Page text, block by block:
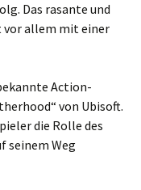
Das rasante und
vor allem mit einer
Action-
von Ubisoft.
die Rolle des
seinem Weg